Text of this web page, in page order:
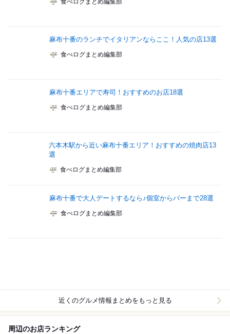
食べログまとめ編集部
麻布十番のランチでイタリアンならここ！人気の店13選
食べログまとめ編集部
麻布十番エリアで寿司！おすすめのお店18選
食べログまとめ編集部
六本木駅から近い麻布十番エリア！おすすめの焼肉店13
選
食べログまとめ編集部
麻布十番で大人デートするなら♪個室からバーまで28選
食べログまとめ編集部
近くのグルメ情報まとめをもっと見る
周辺のお店ランキング